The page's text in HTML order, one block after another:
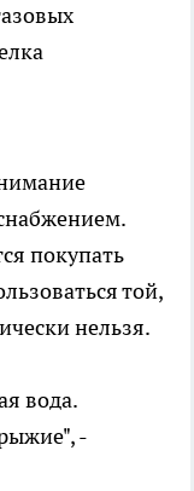
покупать
той,
нельзя.
вода.
-